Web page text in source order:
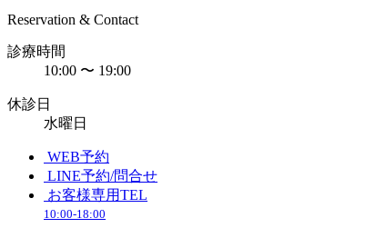
Reservation & Contact
診療時間
10:00 〜 19:00
休診日
水曜日
WEB予約
LINE予約/問合せ
お客様専用TEL
10:00-18:00